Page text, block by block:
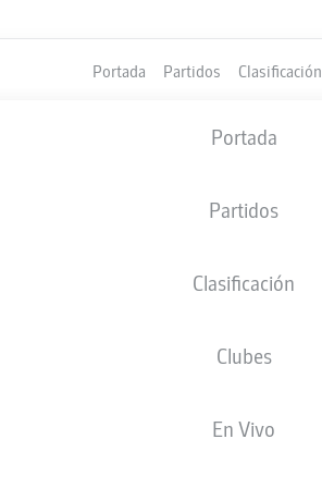
Portada Partidos Clasificación
Portada
Partidos
Clasificación
Clubes
En Vivo